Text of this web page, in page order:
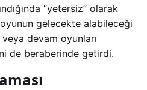
“yetersiz” olarak
gelecekte alabileceği
devam oyunları
de beraberinde getirdi.